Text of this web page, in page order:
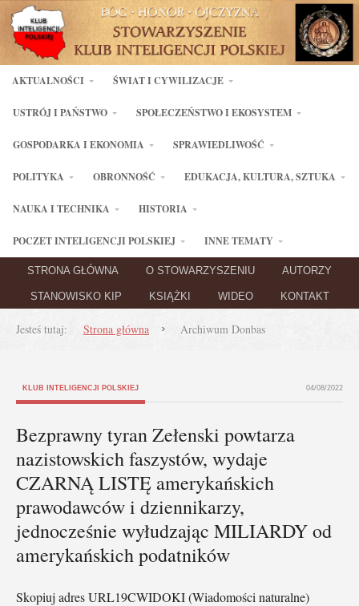
AKTUALNOŚCI ŚWIAT I CYWILIZACJE
USTRÓJ I PAŃSTWO SPOŁECZEŃSTWO I EKOSYSTEM
GOSPODARKA I EKONOMIA SPRAWIEDLIWOŚĆ
POLITYKA OBRONNOŚĆ EDUKACJA, KULTURA, SZTUKA
NAUKA I TECHNIKA HISTORIA
POCZET INTELIGENCJI POLSKIEJ INNE TEMATY
STRONA GŁÓWNA O STOWARZYSZENIU AUTORZY
STANOWISKO KIP KSIĄŻKI WIDEO KONTAKT
Jesteś tutaj: Strona główna Archiwum Donbas
KLUB INTELIGENCJI POLSKIEJ 04/08/2022
Bezprawny tyran Zełenski powtarza
nazistowskich faszystów, wydaje
CZARNĄ LISTĘ amerykańskich
prawodawców i dziennikarzy,
jednocześnie wyłudzając MILIARDY od
amerykańskich podatników
Skopiuj adres URL19CWIDOKI (Wiadomości naturalne)